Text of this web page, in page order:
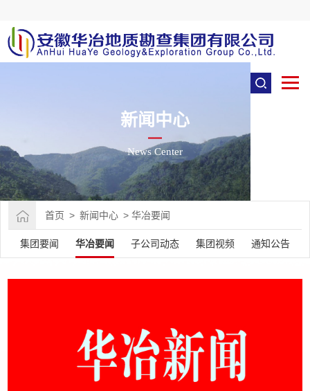
新闻中心
News Center
首页 > 新闻中心 >华冶要闻
集团要闻 华冶要闻 子公司动态 集团视频 通知公告